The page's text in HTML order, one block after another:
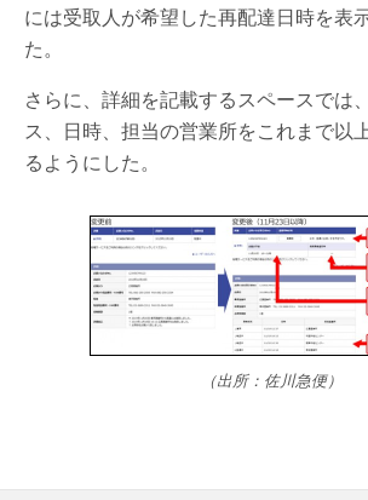
には受取人が希望した再配達日時を表
た。
さらに、詳細を記載するスペースでは
ス、日時、担当の営業所をこれまで以
るようにした。
（出所：佐川急便）